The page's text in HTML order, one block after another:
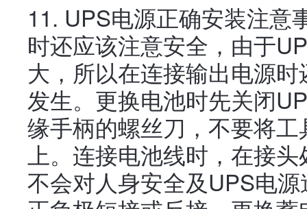
11. UPS电源正确安装注意
时还应该注意安全，由于
大，所以在连接输出电源
发生。更换电池时先关闭
缘手柄的螺丝刀，不要将
上。连接电池线时，在接
不会对人身安全及UPS电